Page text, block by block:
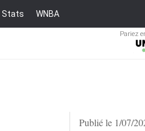
Stats WNBA
Pariez
Publié le 1/07/